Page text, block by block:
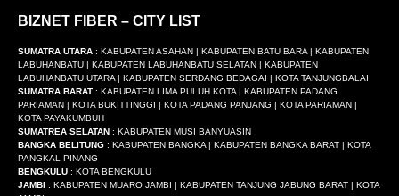
BIZNET FIBER – CITY LIST
SUMATRA UTARA : KABUPATEN ASAHAN | KABUPATEN BATU BARA | KABUPATEN
LABUHANBATU | KABUPATEN LABUHANBATU SELATAN | KABUPATEN
LABUHANBATU UTARA | KABUPATEN SERDANG BEDAGAI | KOTA TANJUNGBALAI
SUMATRA BARAT : KABUPATEN LIMA PULUH KOTA | KABUPATEN PADANG
PARIAMAN | KOTA BUKITTINGGI | KOTA PADANG PANJANG | KOTA PARIAMAN |
KOTA PAYAKUMBUH
SUMATREA SELATAN : KABUPATEN MUSI BANYUASIN
BANGKA BELITUNG : KABUPATEN BANGKA | KABUPATEN BANGKA BARAT | KOTA
PANGKAL PINANG
BENGKULU : KOTA BENGKULU
JAMBI : KABUPATEN MUARO JAMBI | KABUPATEN TANJUNG JABUNG BARAT | KOTA